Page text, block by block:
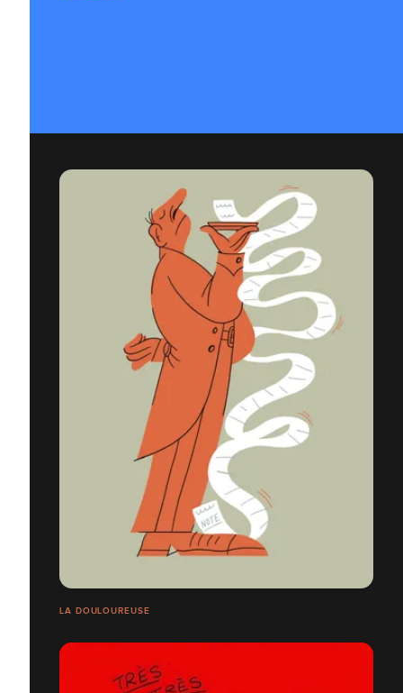
LA DOULOUREUSE